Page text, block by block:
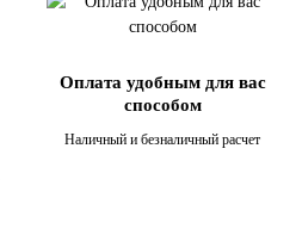
Оплата удобным для вас
способом
Наличный и безналичный расчет